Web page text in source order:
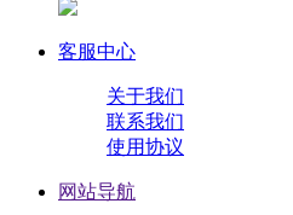
客服中心
关于我们
联系我们
使用协议
网站导航